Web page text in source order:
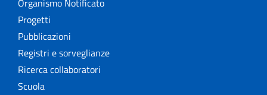
Organismo Notificato
Progetti
Pubblicazioni
Registri e sorveglianze
Ricerca collaboratori
Scuola